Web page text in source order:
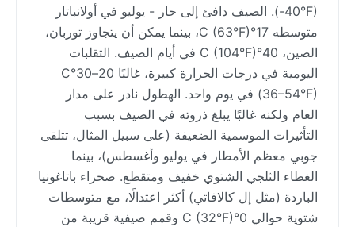
(-40°F). الصيف دافئ إلى حار - يوليو في أولانباتار
متوسطه 17°C (63°F)، بينما يمكن أن يتجاوز توربان،
الصين، 40°C (104°F) في أيام الصيف. التقلبات
اليومية في درجات الحرارة كبيرة، غالبًا 20–30°C
(36–54°F) في يوم واحد. الهطول نادر على مدار
العام ولكنه غالبًا يبلغ ذروته في الصيف بسبب
التأثيرات الموسمية الضعيفة (على سبيل المثال، تتلقى
جوبي معظم الأمطار في يوليو وأغسطس)، بينما
الغطاء الثلجي الشتوي خفيف ومتقطع. صحراء باتاغونيا
الباردة (مثل إل كالافاتي) أكثر اعتدالًا، مع متوسطات
شتوية حوالي 0°C (32°F) وقمم صيفية قريبة من